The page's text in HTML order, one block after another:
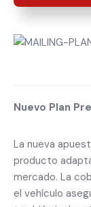
Nuevo Plan
La nueva
producto
mercado. La
el vehículo